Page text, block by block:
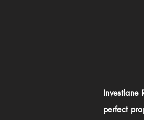
Investlane
perfect